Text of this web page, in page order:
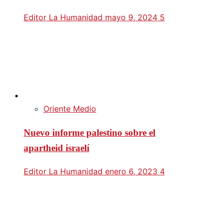
Editor La Humanidad mayo 9, 2024 5
Oriente Medio
Nuevo informe palestino sobre el
apartheid israelí
Editor La Humanidad enero 6, 2023 4